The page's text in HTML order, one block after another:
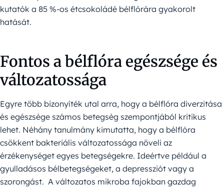
kutatók a 85 %-os étcsokoládé bélflórára gyakorolt
hatását.
Fontos a bélflóra egészsége és
változatossága
Egyre több bizonyíték utal arra, hogy a bélflóra diverzitása
és egészsége számos betegség szempontjából kritikus
lehet. Néhány tanulmány kimutatta, hogy a bélflóra
csökkent bakteriális változatossága növeli az
érzékenységet egyes betegségekre. Ideértve például a
gyulladásos bélbetegségeket, a depressziót vagy a
szorongást. A változatos mikroba fajokban gazdag